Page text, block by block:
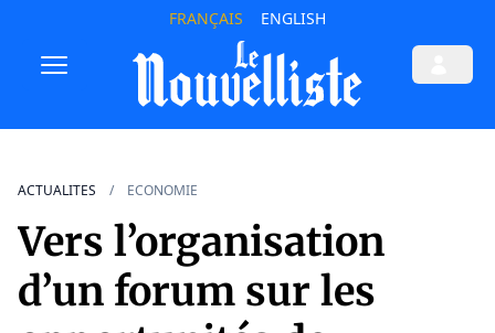
FRANÇAIS ENGLISH
ACTUALITES ECONOMIE
Vers l’organisation
d’un forum sur les